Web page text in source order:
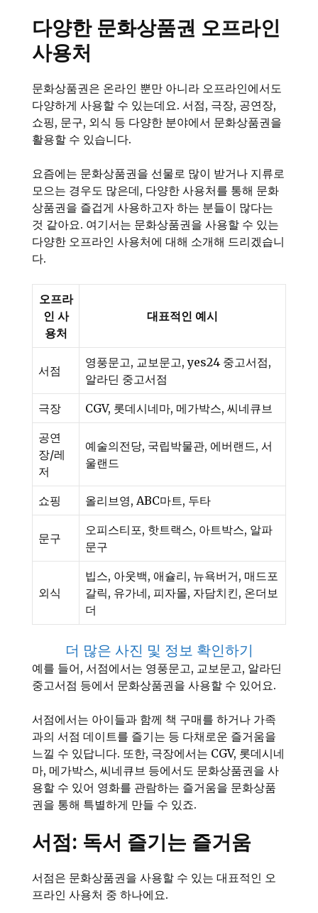
다양한 문화상품권 오프라인
사용처
문화상품권은 온라인 뿐만 아니라 오프라인에서도
다양하게 사용할 수 있는데요. 서점, 극장, 공연장,
쇼핑, 문구, 외식 등 다양한 분야에서 문화상품권을
활용할 수 있습니다.
요즘에는 문화상품권을 선물로 많이 받거나 지류로
모으는 경우도 많은데, 다양한 사용처를 통해 문화
상품권을 즐겁게 사용하고자 하는 분들이 많다는
것 같아요. 여기서는 문화상품권을 사용할 수 있는
다양한 오프라인 사용처에 대해 소개해 드리겠습니
다.
오프라
인 사
용처
대표적인 예시
서점
영풍문고, 교보문고, yes24 중고서점,
알라딘 중고서점
극장 CGV, 롯데시네마, 메가박스, 씨네큐브
공연
장/레
저
예술의전당, 국립박물관, 에버랜드, 서
울랜드
쇼핑 올리브영, ABC마트, 두타
문구
오피스티포, 핫트랙스, 아트박스, 알파
문구
외식
빕스, 아웃백, 애슐리, 뉴욕버거, 매드포
갈릭, 유가네, 피자몰, 자담치킨, 온더보
더
더 많은 사진 및 정보 확인하기
예를 들어, 서점에서는 영풍문고, 교보문고, 알라딘
중고서점 등에서 문화상품권을 사용할 수 있어요.
서점에서는 아이들과 함께 책 구매를 하거나 가족
과의 서점 데이트를 즐기는 등 다채로운 즐거움을
느낄 수 있답니다. 또한, 극장에서는 CGV, 롯데시네
마, 메가박스, 씨네큐브 등에서도 문화상품권을 사
용할 수 있어 영화를 관람하는 즐거움을 문화상품
권을 통해 특별하게 만들 수 있죠.
서점: 독서 즐기는 즐거움
서점은 문화상품권을 사용할 수 있는 대표적인 오
프라인 사용처 중 하나에요.